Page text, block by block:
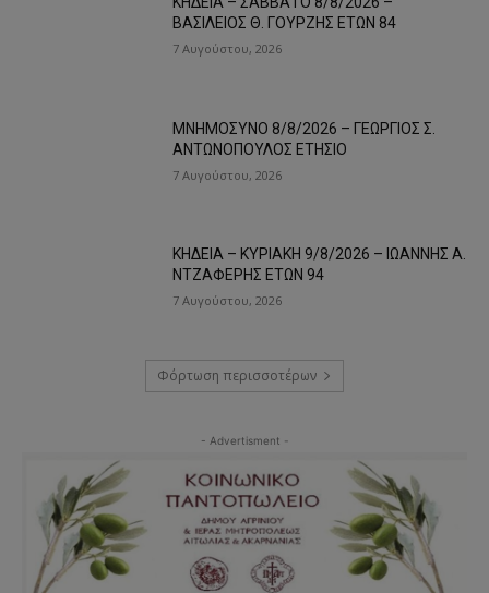
ΒΑΣΙΛΕΙΟΣ Θ. ΓΟΥΡΖΗΣ ΕΤΩΝ 84
7 Αυγούστου, 2026
ΜΝΗΜΟΣΥΝΟ 8/8/2026 – ΓΕΩΡΓΙΟΣ Σ.
ΑΝΤΩΝΟΠΟΥΛΟΣ ΕΤΗΣΙΟ
7 Αυγούστου, 2026
ΚΗΔΕΙΑ – ΚΥΡΙΑΚΗ 9/8/2026 – ΙΩΑΝΝΗΣ Α.
ΝΤΖΑΦΕΡΗΣ ΕΤΩΝ 94
7 Αυγούστου, 2026
Φόρτωση περισσοτέρων
- Advertisment -